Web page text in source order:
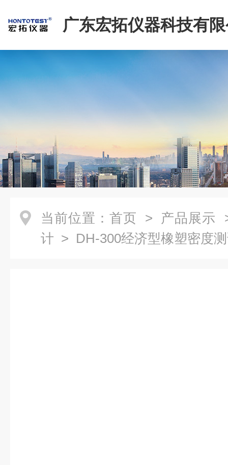
广东宏拓仪器科技有
当前位置： 首页 > 产品展示
计 > DH-300经济型橡塑密度